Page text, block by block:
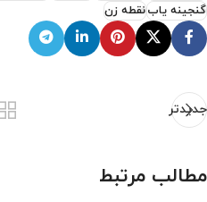
گنجینه یابنقطه زن
جدیدتر
مطالب مرتبط